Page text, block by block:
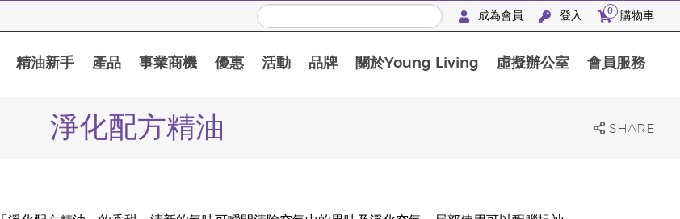
成為會員 登入 0 購物車
精油新手 產品 事業商機 優惠 活動 品牌 關於Young Living 虛擬辦公室 會員服務
淨化配方精油 SHARE